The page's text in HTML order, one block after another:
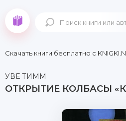
Скачать книги бесплатно c
УВЕ ТИММ
ОТКРЫТИЕ КОЛБАСЫ